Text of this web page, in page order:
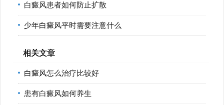
白癜风患者如何防止扩散
少年白癜风平时需要注意什么
相关文章
白癜风怎么治疗比较好
患有白癜风如何养生